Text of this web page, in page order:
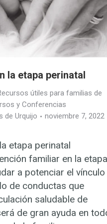
la etapa perinatal
útiles para familias de
y Conferencias
de Urquijo
noviembre 7, 2022
etapa perinatal
familiar en la etapa
a potenciar el vínculo
de conductas que
saludable de
de gran ayuda en